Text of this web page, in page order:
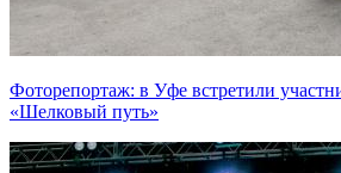
Фоторепортаж: в Уфе встретили
«Шелковый путь»